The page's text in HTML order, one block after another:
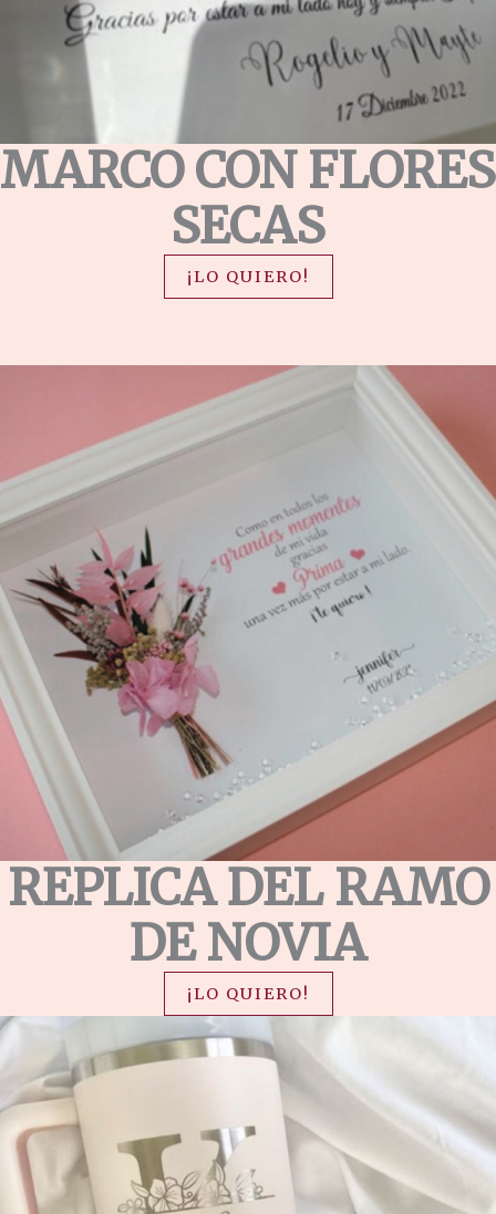
MARCO CON FLORES
SECAS
¡LO QUIERO!
REPLICA DEL RAMO
DE NOVIA
¡LO QUIERO!